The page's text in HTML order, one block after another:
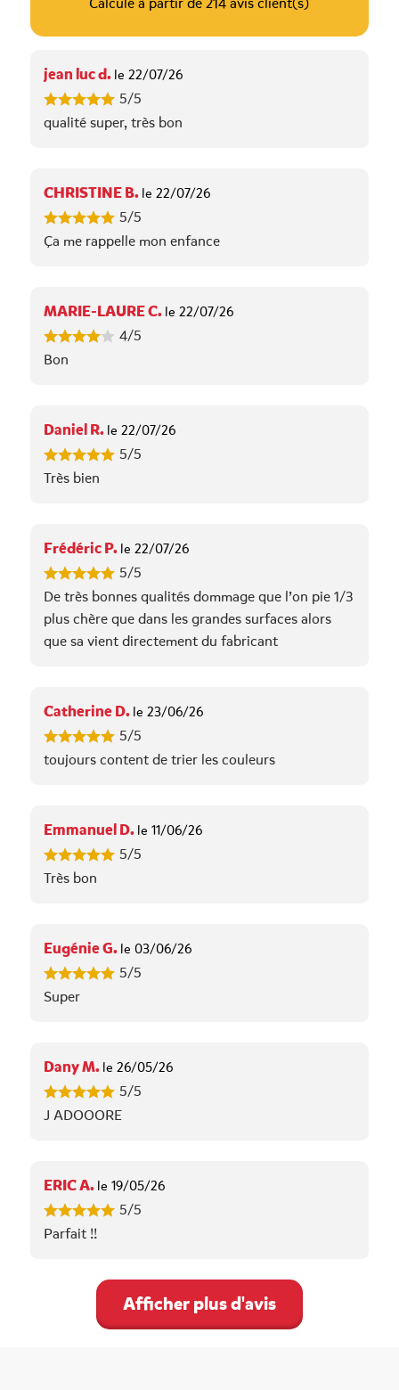
Calculé à partir de 214 avis client(s)
jean luc d. le 22/07/26
5/5
qualité super, très bon
CHRISTINE B. le 22/07/26
5/5
Ça me rappelle mon enfance
MARIE-LAURE C. le 22/07/26
4/5
Bon
Daniel R. le 22/07/26
5/5
Très bien
Frédéric P. le 22/07/26
5/5
De très bonnes qualités dommage que l’on pie 1/3
plus chère que dans les grandes surfaces alors
que sa vient directement du fabricant
Catherine D. le 23/06/26
5/5
toujours content de trier les couleurs
Emmanuel D. le 11/06/26
5/5
Très bon
Eugénie G. le 03/06/26
5/5
Super
Dany M. le 26/05/26
5/5
J ADOOORE
ERIC A. le 19/05/26
5/5
Parfait !!
Afficher plus d'avis